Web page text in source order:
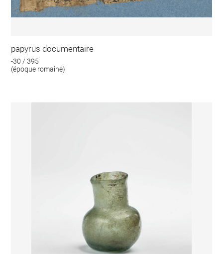
papyrus documentaire
-30 / 395
(époque romaine)